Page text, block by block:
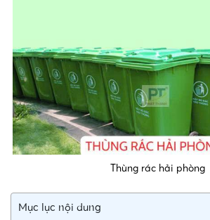
Thùng rác hải phòng
Mục lục nội dung